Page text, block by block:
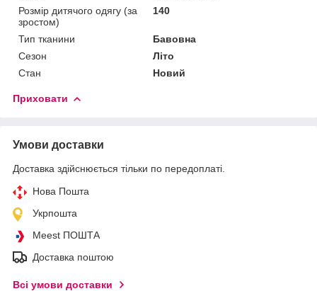
Розмір дитячого одягу (за
зростом)
140
Тип тканини
Бавовна
Сезон
Літо
Стан
Новий
Приховати
Умови доставки
Доставка здійснюється тільки по передоплаті.
Нова Пошта
Укрпошта
Meest ПОШТА
Доставка поштою
Всі умови доставки